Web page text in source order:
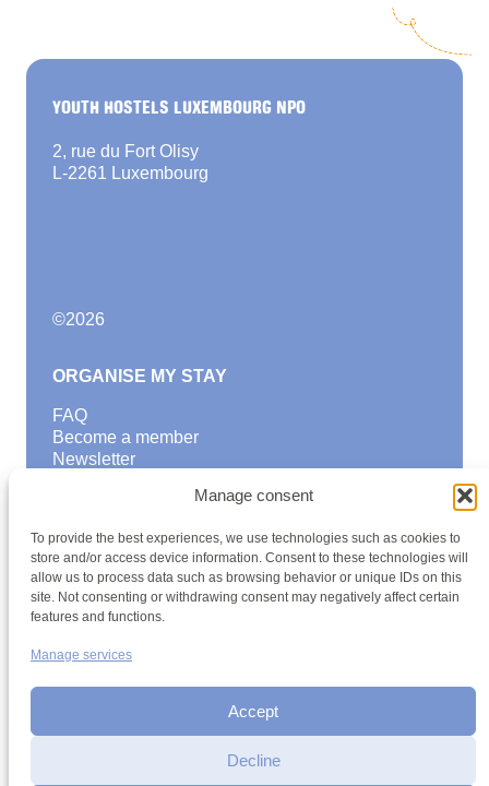
Manage consent
To provide the best experiences, we use technologies such as cookies to
store and/or access device information. Consent to these technologies will
allow us to process data such as browsing behavior or unique IDs on this
site. Not consenting or withdrawing consent may negatively affect certain
features and functions.
Manage services
Accept
Decline
YOUTH HOSTELS LUXEMBOURG NPO
2, rue du Fort Olisy
L-2261 Luxembourg
©2026
ORGANISE MY STAY
FAQ
Become a member
Newsletter
Find a youth hostel
Discover activities
School Trips and group excursions
Teambuilding
Youth Hostels Luxembourg NPO